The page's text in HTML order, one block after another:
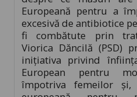
Europeană pentru a
excesivă de antibiotice
fi combătute prin
Viorica Dăncilă (PSD)
iniţiativa privind
European pentru
împotriva femeilor